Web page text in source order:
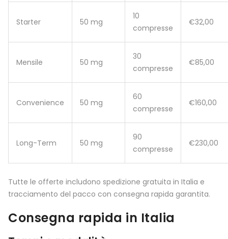
Starter 50 mg
10
compresse
€32,00
Mensile 50 mg
30
compresse
€85,00
Convenience 50 mg
60
compresse
€160,00
Long-Term 50 mg
90
compresse
€230,00
Tutte le offerte includono spedizione gratuita in Italia e
tracciamento del pacco con consegna rapida garantita.
Consegna rapida in Italia